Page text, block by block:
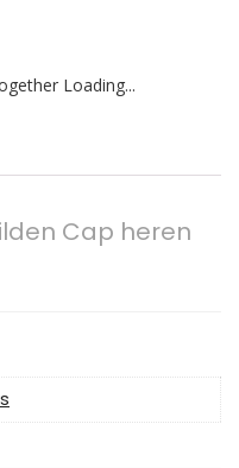
Loading...
Cap heren